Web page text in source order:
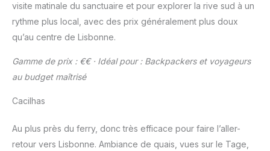
visite matinale du sanctuaire et pour explorer la rive sud à un
rythme plus local, avec des prix généralement plus doux
qu’au centre de Lisbonne.
Gamme de prix : €€ · Idéal pour : Backpackers et voyageurs
au budget maîtrisé
Cacilhas
Au plus près du ferry, donc très efficace pour faire l’aller-
retour vers Lisbonne. Ambiance de quais, vues sur le Tage,